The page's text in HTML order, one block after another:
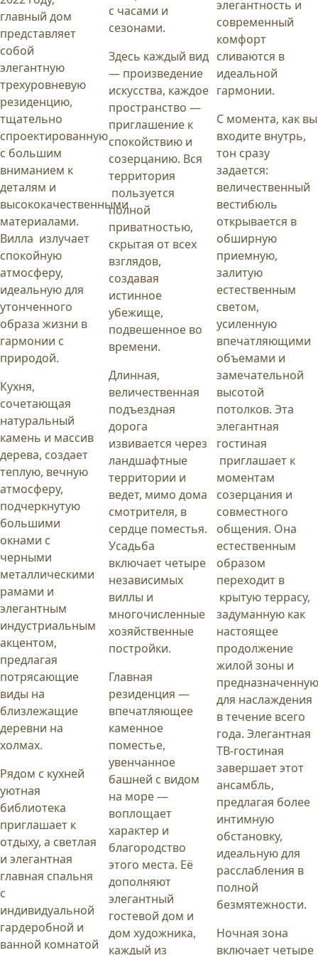
главный дом
представляет
собой
элегантную
трехуровневую
резиденцию,
тщательно
спроектированную
с большим
вниманием к
деталям и
высококачественными
материалами.
Вилла излучает
спокойную
атмосферу,
идеальную для
утонченного
образа жизни в
гармонии с
природой.
Кухня,
сочетающая
натуральный
камень и массив
дерева, создает
теплую, вечную
атмосферу,
подчеркнутую
большими
окнами с
черными
металлическими
рамами и
элегантным
индустриальным
акцентом,
предлагая
потрясающие
виды на
близлежащие
деревни на
холмах.
Рядом с кухней
уютная
библиотека
приглашает к
отдыху, а светлая
и элегантная
главная спальня
с
индивидуальной
гардеробной и
ванной комнатой
с часами и
сезонами.
Здесь каждый вид
— произведение
искусства, каждое
пространство —
приглашение к
спокойствию и
созерцанию. Вся
территория
пользуется
полной
приватностью,
скрытая от всех
взглядов,
создавая
истинное
убежище,
подвешенное во
времени.
Длинная,
величественная
подъездная
дорога
извивается через
ландшафтные
территории и
ведет, мимо дома
смотрителя, в
сердце поместья.
Усадьба
включает четыре
независимых
виллы и
многочисленные
хозяйственные
постройки.
Главная
резиденция —
впечатляющее
каменное
поместье,
увенчанное
башней с видом
на море —
воплощает
характер и
благородство
этого места. Её
дополняют
элегантный
гостевой дом и
дом художника,
каждый из
элегантность и
современный
комфорт
сливаются в
идеальной
гармонии.
С момента, как вы
входите внутрь,
тон сразу
задается:
величественный
вестибюль
открывается в
обширную
приемную,
залитую
естественным
светом,
усиленную
впечатляющими
объемами и
замечательной
высотой
потолков. Эта
элегантная
гостиная
приглашает к
моментам
созерцания и
совместного
общения. Она
естественным
образом
переходит в
крытую террасу,
задуманную как
настоящее
продолжение
жилой зоны и
для наслаждения
в течение всего
года. Элегантная
ТВ-гостиная
завершает этот
ансамбль,
предлагая более
интимную
обстановку,
идеальную для
расслабления в
полной
безмятежности.
Ночная зона
включает четыре